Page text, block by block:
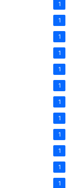
1
1
1
1
1
1
1
1
1
1
1
1